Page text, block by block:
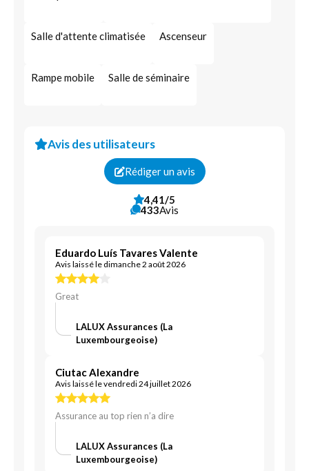
Assurance pour professionnels
Assurance multirisque
Assurance contre le vol Assurance voyage
Centralisation de contrats Responsabilité civile
Solde de crédit restant
Assurance pour véhicule en leasing
Courtier en assurances
Protection patrimoniale assurantielle
Aide aux démarches administratives
Assurance entreprise
Assurance retraite
Caisse mutualiste
Salle d'attente climatisée Ascenseur
Rampe mobile Salle de séminaire
Avis des utilisateurs
Rédiger un avis
4,41/5
433Avis
Eduardo Luís Tavares Valente
Avis laissé le dimanche 2 août 2026
Great
LALUX Assurances (La
Luxembourgeoise)
Ciutac Alexandre
Avis laissé le vendredi 24 juillet 2026
Assurance au top rien n’a dire
LALUX Assurances (La
Luxembourgeoise)